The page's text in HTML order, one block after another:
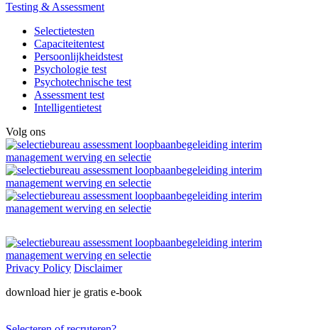
Testing & Assessment
Selectietesten
Capaciteitentest
Persoonlijkheidstest
Psychologie test
Psychotechnische test
Assessment test
Intelligentietest
Volg ons
Privacy Policy Disclaimer
download hier je gratis e-book